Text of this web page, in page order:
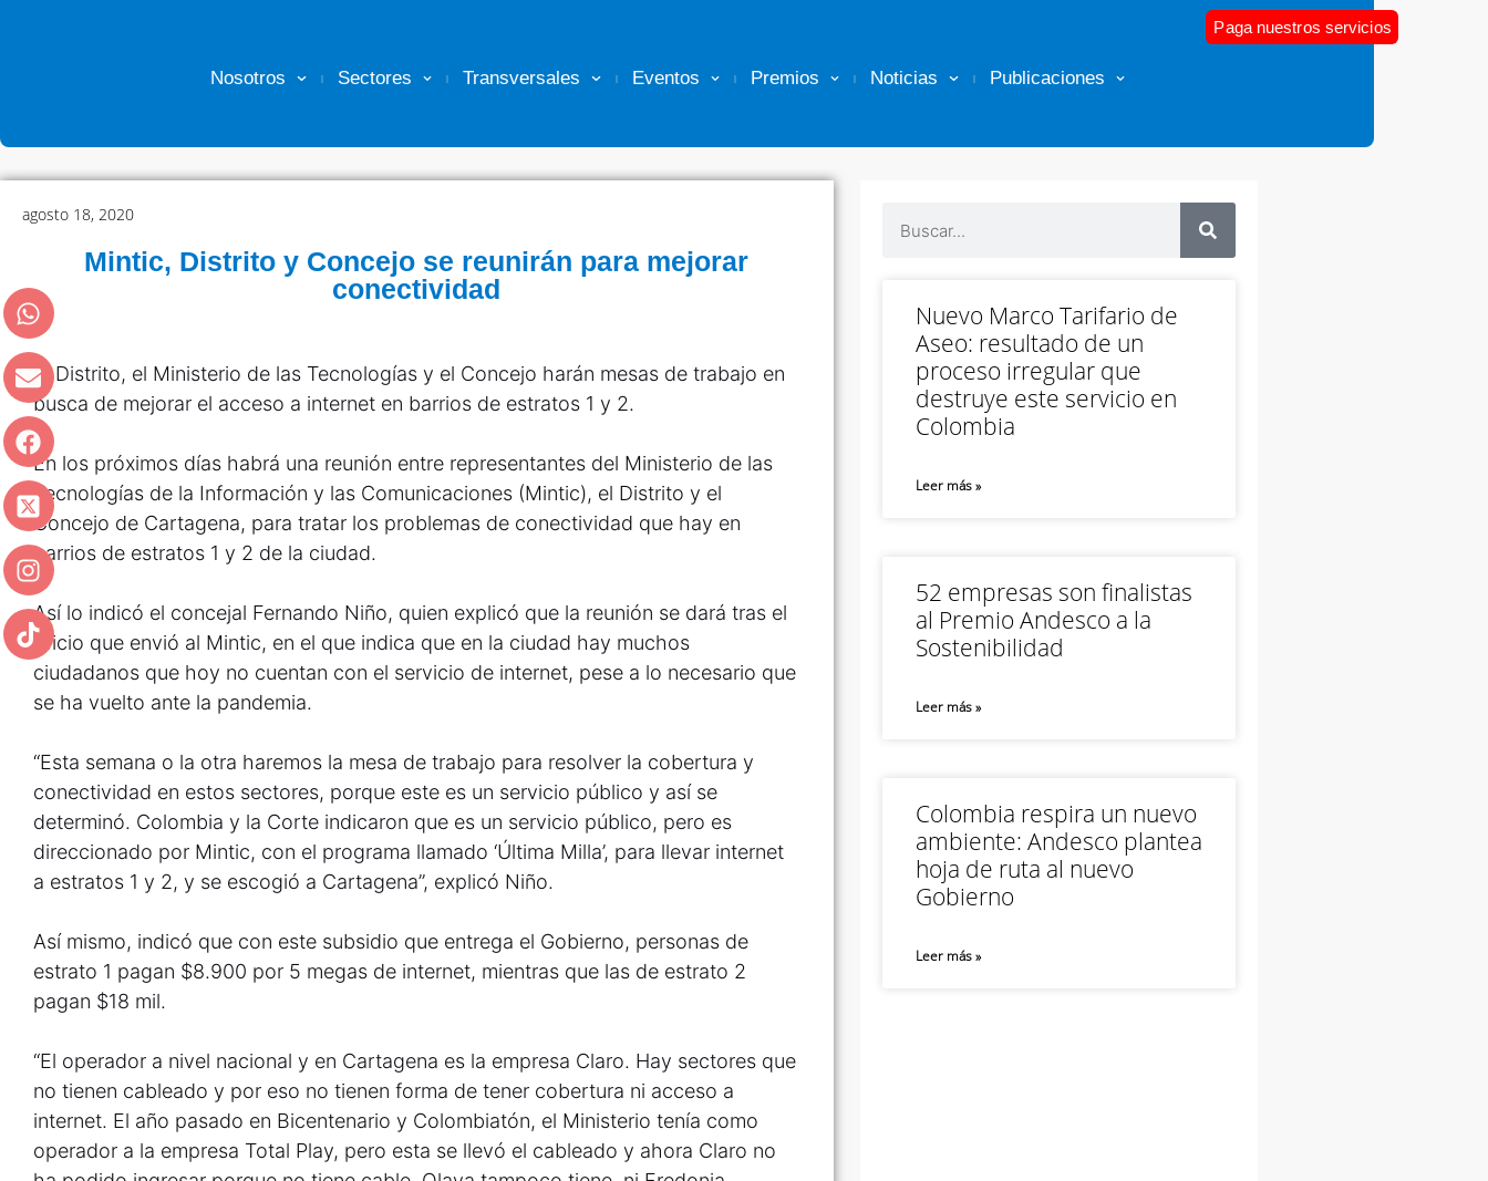
Nosotros Sectores Transversales Eventos Premios Noticias Publicaciones
Paga nuestros servicios
agosto 18, 2020
Mintic, Distrito y Concejo se reunirán para mejorar
conectividad
El Distrito, el Ministerio de las Tecnologías y el Concejo harán mesas de trabajo en
busca de mejorar el acceso a internet en barrios de estratos 1 y 2.
En los próximos días habrá una reunión entre representantes del Ministerio de las
Tecnologías de la Información y las Comunicaciones (Mintic), el Distrito y el
Concejo de Cartagena, para tratar los problemas de conectividad que hay en
barrios de estratos 1 y 2 de la ciudad.
Así lo indicó el concejal Fernando Niño, quien explicó que la reunión se dará tras el
oficio que envió al Mintic, en el que indica que en la ciudad hay muchos
ciudadanos que hoy no cuentan con el servicio de internet, pese a lo necesario que
se ha vuelto ante la pandemia.
“Esta semana o la otra haremos la mesa de trabajo para resolver la cobertura y
conectividad en estos sectores, porque este es un servicio público y así se
determinó. Colombia y la Corte indicaron que es un servicio público, pero es
direccionado por Mintic, con el programa llamado ‘Última Milla’, para llevar internet
a estratos 1 y 2, y se escogió a Cartagena”, explicó Niño.
Así mismo, indicó que con este subsidio que entrega el Gobierno, personas de
estrato 1 pagan $8.900 por 5 megas de internet, mientras que las de estrato 2
pagan $18 mil.
“El operador a nivel nacional y en Cartagena es la empresa Claro. Hay sectores que
no tienen cableado y por eso no tienen forma de tener cobertura ni acceso a
internet. El año pasado en Bicentenario y Colombiatón, el Ministerio tenía como
operador a la empresa Total Play, pero esta se llevó el cableado y ahora Claro no
Nuevo Marco Tarifario de
Aseo: resultado de un
proceso irregular que
destruye este servicio en
Colombia
Leer más »
52 empresas son finalistas
al Premio Andesco a la
Sostenibilidad
Leer más »
Colombia respira un nuevo
ambiente: Andesco plantea
hoja de ruta al nuevo
Gobierno
Leer más »